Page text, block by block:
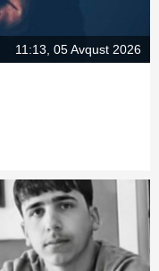
11:13, 05 Avqust 2026